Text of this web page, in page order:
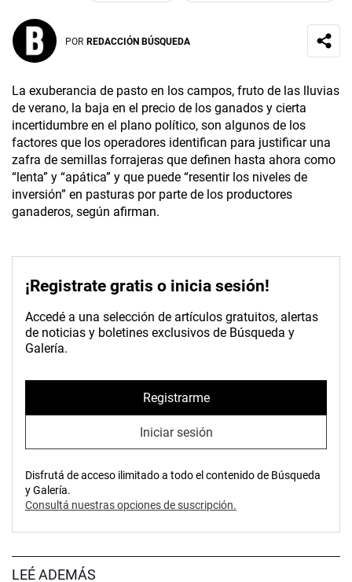
POR REDACCIÓN BÚSQUEDA
La exuberancia de pasto en los campos, fruto de las lluvias
de verano, la baja en el precio de los ganados y cierta
incertidumbre en el plano político, son algunos de los
factores que los operadores identifican para justificar una
zafra de semillas forrajeras que definen hasta ahora como
“lenta” y “apática” y que puede “resentir los niveles de
inversión” en pasturas por parte de los productores
ganaderos, según afirman.
¡Registrate gratis o inicia sesión!
Accedé a una selección de artículos gratuitos, alertas
de noticias y boletines exclusivos de Búsqueda y
Galería.
Registrarme
Iniciar sesión
Disfrutá de acceso ilimitado a todo el contenido de Búsqueda
y Galería.
Consultá nuestras opciones de suscripción.
LEÉ ADEMÁS